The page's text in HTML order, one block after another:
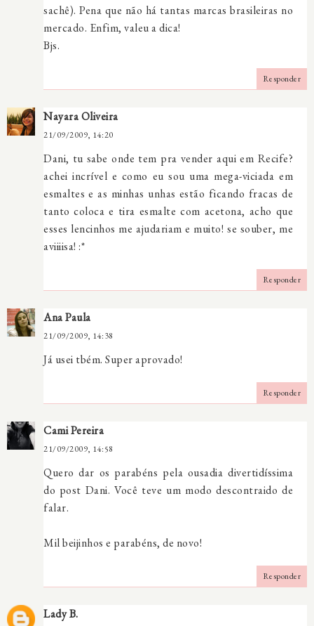
sachê). Pena que não há tantas marcas brasileiras no
mercado. Enfim, valeu a dica!
Bjs.
Responder
Nayara Oliveira
21/09/2009, 14:20
Dani, tu sabe onde tem pra vender aqui em Recife?
achei incrível e como eu sou uma mega-viciada em
esmaltes e as minhas unhas estão ficando fracas de
tanto coloca e tira esmalte com acetona, acho que
esses lencinhos me ajudariam e muito! se souber, me
aviiiisa! :*
Responder
Ana Paula
21/09/2009, 14:38
Já usei tbém. Super aprovado!
Responder
Cami Pereira
21/09/2009, 14:58
Quero dar os parabéns pela ousadia divertidíssima
do post Dani. Você teve um modo descontraido de
falar.
Mil beijinhos e parabéns, de novo!
Responder
Lady B.